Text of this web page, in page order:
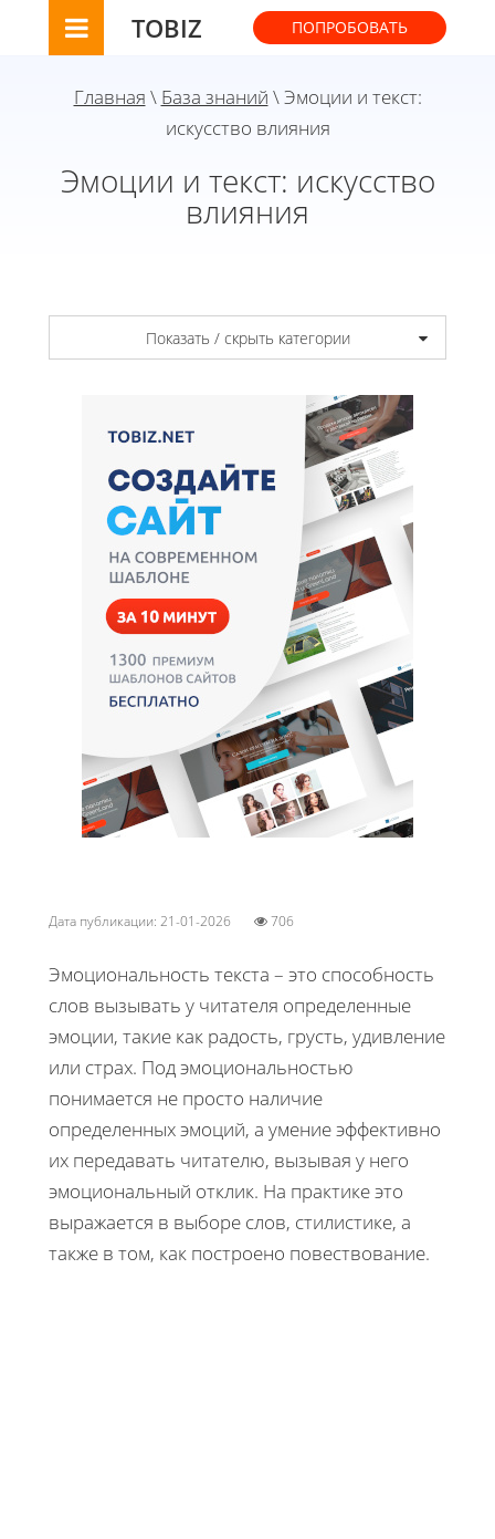
TOBIZ ПОПРОБОВАТЬ
Главная \ База знаний \ Эмоции и текст:
искусство влияния
Эмоции и текст: искусство
влияния
Показать / скрыть категории
Дата публикации: 21-01-2026 706
Эмоциональность текста – это способность
слов вызывать у читателя определенные
эмоции, такие как радость, грусть, удивление
или страх. Под эмоциональностью
понимается не просто наличие
определенных эмоций, а умение эффективно
их передавать читателю, вызывая у него
эмоциональный отклик. На практике это
выражается в выборе слов, стилистике, а
также в том, как построено повествование.